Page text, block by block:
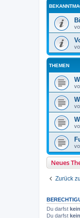
THEMEN
Neues
Zurück
Du darfst
Du darfst